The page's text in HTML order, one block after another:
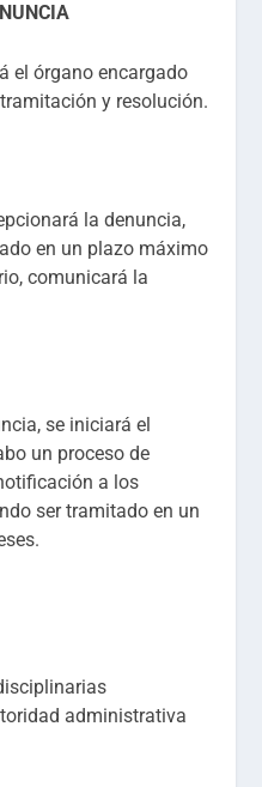
el órgano encargado
y resolución.
la denuncia,
en un plazo máximo
comunicará la
se iniciará el
un proceso de
a los
ser tramitado en un
administrativa